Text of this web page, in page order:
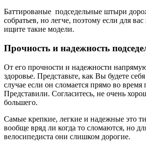
Баттированые подседельные штыри
собратьев, но легче, поэтому если для
ищите такие модели.
Прочность и надежность
От его прочности и надежности
здоровье. Представьте, как Вы будете
случае если он сломается прямо во время
Представили. Согласитесь, не очень
большего.
Самые крепкие, легкие и надежные это
вообще вряд ли когда то сломаются, но
велосипедиста они слишком дорогие.